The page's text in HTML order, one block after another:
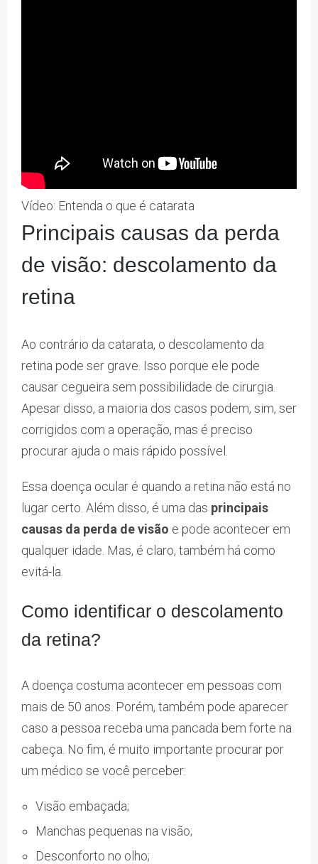
Vídeo: Entenda o que é catarata
Principais causas da perda
de visão: descolamento da
retina
Ao contrário da catarata, o descolamento da
retina pode ser grave. Isso porque ele pode
causar cegueira sem possibilidade de cirurgia.
Apesar disso, a maioria dos casos podem, sim, ser
corrigidos com a operação, mas é preciso
procurar ajuda o mais rápido possível.
Essa doença ocular é quando a retina não está no
lugar certo. Além disso, é uma das principais
causas da perda de visão e pode acontecer em
qualquer idade. Mas, é claro, também há como
evitá-la.
Como identificar o descolamento
da retina?
A doença costuma acontecer em pessoas com
mais de 50 anos. Porém, também pode aparecer
caso a pessoa receba uma pancada bem forte na
cabeça. No fim, é muito importante procurar por
um médico se você perceber:
Visão embaçada;
Manchas pequenas na visão;
Desconforto no olho;